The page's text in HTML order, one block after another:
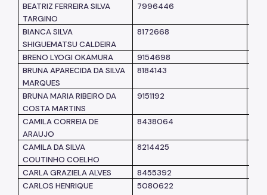
BEATRIZ FERREIRA SILVA
TARGINO
7996446
BIANCA SILVA
SHIGUEMATSU CALDEIRA
8172668
BRENO LYOGI OKAMURA 9154698
BRUNA APARECIDA DA SILVA
MARQUES
8184143
BRUNA MARIA RIBEIRO DA
COSTA MARTINS
9151192
CAMILA CORREIA DE
ARAUJO
8438064
CAMILA DA SILVA
COUTINHO COELHO
8214425
CARLA GRAZIELA ALVES 8455392
CARLOS HENRIQUE
5080622